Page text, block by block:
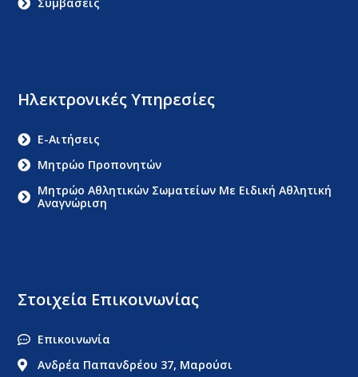
Στοιχεία Επικοινωνίας
Επικοινωνία
Ανδρέα Παπανδρέου 37, Μαρούσι
Ηλεκτρονικές Υπηρεσίες
E-Αιτήσεις
Μητρώο Προπονητών
Μητρώο Αθλητικών Σωματείων Με Ειδική Αθλητική
Αναγνώριση
Συμβάσεις